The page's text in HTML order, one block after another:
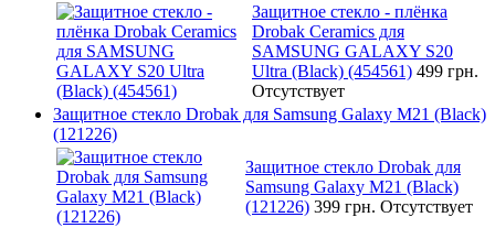
Защитное стекло - плёнка
Drobak Ceramics для
SAMSUNG GALAXY S20
Ultra (Black) (454561) 499 грн.
Отсутствует
Защитное стекло Drobak для Samsung Galaxy М21 (Black)
(121226)
Защитное стекло Drobak для
Samsung Galaxy М21 (Black)
(121226) 399 грн. Отсутствует